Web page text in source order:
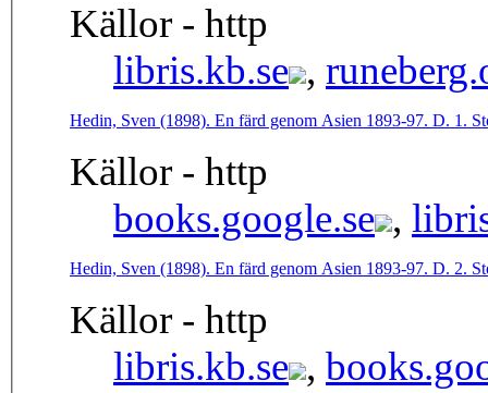
Källor - http
libris.kb.se ,
Hedin, Sven (1898). En färd genom Asien 1893-97. D. 1.
Källor - http
books.google.se ,
Hedin, Sven (1898). En färd genom Asien 1893-97. D. 2.
Källor - http
libris.kb.se ,